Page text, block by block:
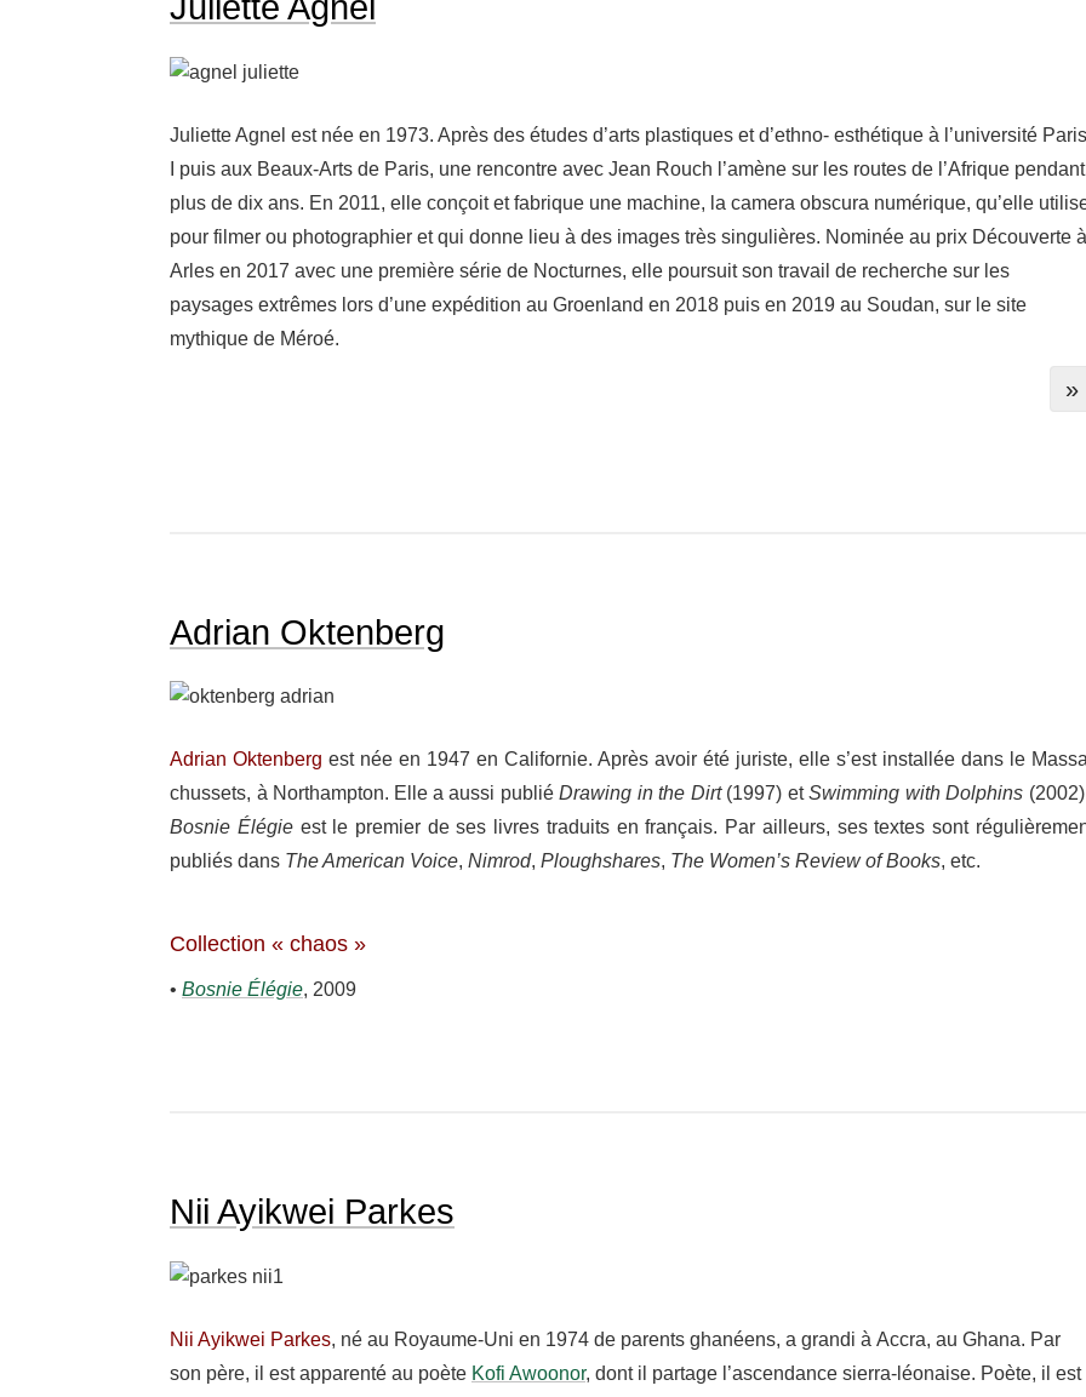
Juliette Agnel
Juliette Agnel est née en 1973. Après des études d’arts plas­tiques et d’ethno- esthé­tique à l’université
I puis aux Beaux-​Arts de Paris, une rencontre avec Jean Rouch l’amène sur les routes de l’Afrique pendant
plus de dix ans. En 2011, elle conçoit et fabrique une machine, la camera obscura numé­rique, qu’elle
pour filmer ou photo­gra­phier et qui donne lieu à des images très singu­lières. Nomi­née au prix Décou­verte
Arles en 2017 avec une première série de Nocturnes, elle pour­suit son travail de recherche sur les
paysages extrêmes lors d’une expé­di­tion au Groen­land en 2018 puis en 2019 au Soudan, sur le site
mythique de Méroé.
»
Adrian Oktenberg
Adrian Okten­berg est née en 1947 en Cali­for­nie. Après avoir été juriste, elle s’est instal­lée dans le
chus­sets, à Northamp­ton. Elle a aussi publiéDrawing in the Dirt(1997) etSwim­ming with Dolphins
Bosnie Élégieest le premier de ses livres traduits en fran­çais. Par ailleurs, ses textes sont
publiés dans The Ameri­can Voice,Nimrod,Plough­shares, The Women’s Review of Books, etc.
Collection « chaos »
•Bosnie Élégie, 2009
Nii Ayikwei Parkes
Nii Ayik­wei Parkes, né au Royaume-​Uni en 1974 de parents ghanéens, a grandi à Accra, au Ghana. Par
son père, il est appa­renté au poète Kofi Awoo­nor, dont il partage l’ascendance sierra-​léonaise. Poète, il est